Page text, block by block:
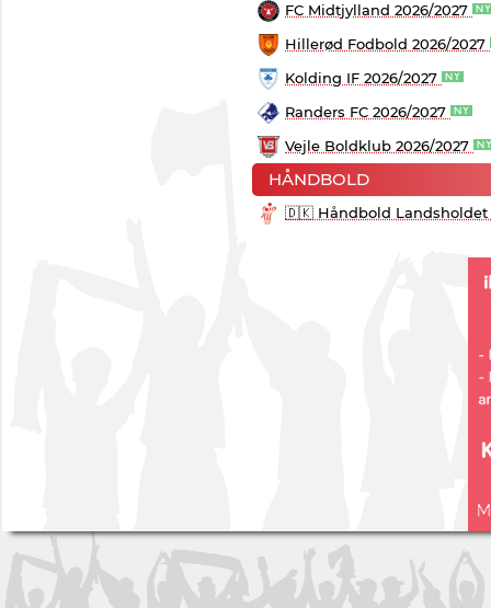
FC Midtjylland 2026/2027
Hillerød Fodbold 2026/2027
Kolding IF 2026/2027
Randers FC 2026/2027
Vejle Boldklub 2026/2027
HÅNDBOLD
🇩🇰 Håndbold Landsholdet